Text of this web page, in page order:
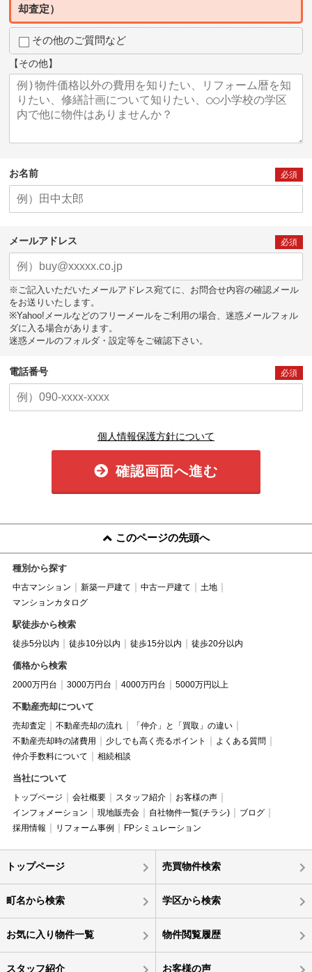
却査定）
その他のご質問など
【その他】
お名前 必須
メールアドレス 必須
※ご記入いただいたメールアドレス宛てに、お問合せ内容の確認メール
をお送りいたします。
※Yahoo!メールなどのフリーメールをご利用の場合、迷惑メールフォル
ダに入る場合があります。
迷惑メールのフォルダ・設定等をご確認下さい。
電話番号 必須
個人情報保護方針について
確認画面へ進む
このページの先頭へ
種別から探す
中古マンション 新築一戸建て 中古一戸建て
土地
マンションカタログ
駅徒歩から検索
徒歩5分以内 徒歩10分以内 徒歩15分以内 徒歩20分以内
価格から検索
2000万円台 3000万円台 4000万円台 5000万円以上
不動産売却について
売却査定 不動産売却の流れ
「仲介」と「買取」の違い
不動産売却時の諸費用
少しでも高く売るポイント
よくある質問
仲介手数料について
相続相談
当社について
トップページ 会社概要 スタッフ紹介
お客様の声
インフォメーション
現地販売会 自社物件一覧(チラシ)
ブログ
採用情報
リフォーム事例 FPシミュレーション
トップページ 売買物件検索
町名から検索 学区から検索
お気に入り物件一覧 物件閲覧履歴
スタッフ紹介 お客様の声